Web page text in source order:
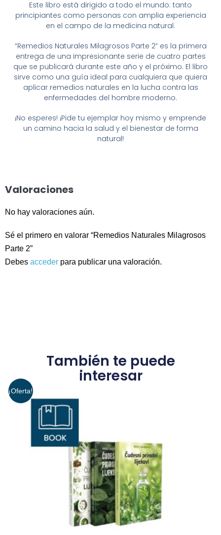
Este libro está dirigido a todo el mundo: tanto
principiantes como personas con amplia experiencia
en el campo de la medicina natural.
“Remedios Naturales Milagrosos Parte 2” es la primera
entrega de una impresionante serie de cuatro partes
que se publicará durante este año y el próximo. El libro
sirve como una guía ideal para cualquiera que quiera
aplicar remedios naturales en la lucha contra las
enfermedades del hombre moderno.
¡No esperes! ¡Pide tu ejemplar hoy mismo y emprende
un camino hacia la salud y el bienestar de forma
natural!
Valoraciones
No hay valoraciones aún.
Sé el primero en valorar “Remedios Naturales Milagrosos
Parte 2”
Debes acceder para publicar una valoración.
También te puede
interesar
¡Oferta!